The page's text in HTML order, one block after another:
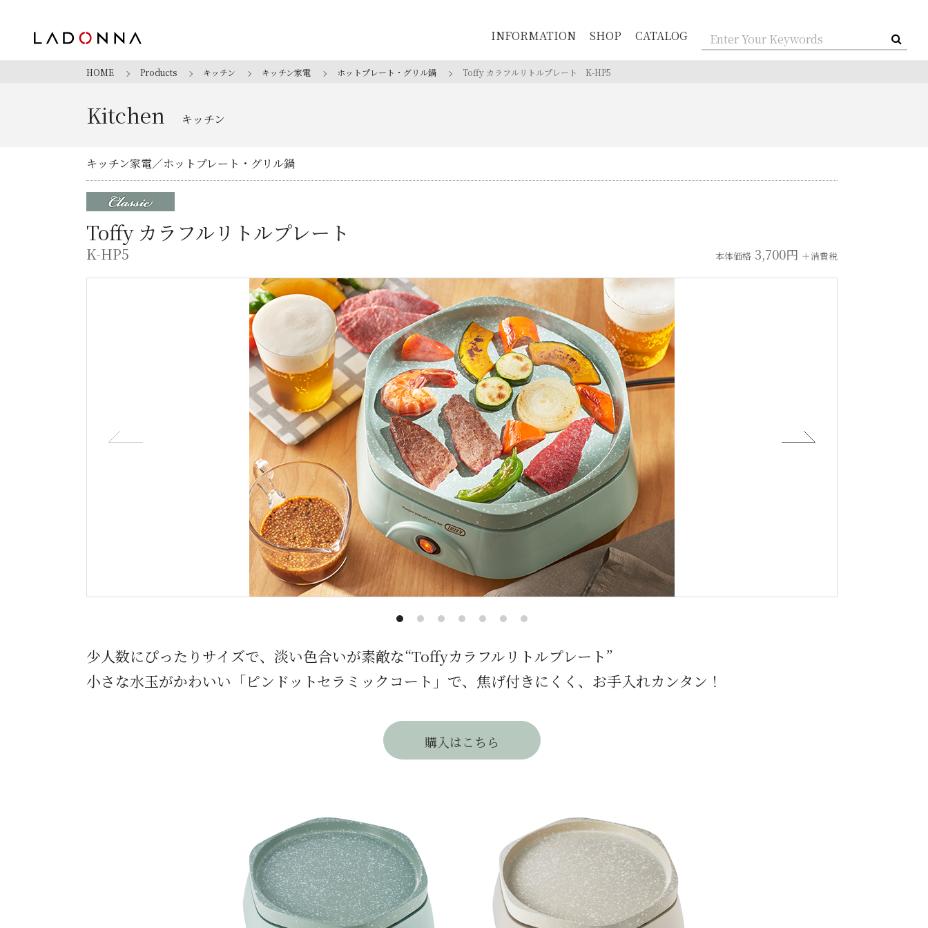
HOME Products キッチン キッチン家電 ホットプレート・グリル鍋 Toffy カラフルリトルプレート K-HP5
Kitchen キッチン
キッチン家電 ホットプレート・グリル鍋
Toffy カラフルリトルプレート
K-HP5 本体価格3,700円 ＋消費税
少人数にぴったりサイズで、淡い色合いが素敵な“Toffyカラフルリトルプレート”
小さな水玉がかわいい「ピンドットセラミックコート」で、焦げ付きにくく、お手入れカンタン！
購入はこちら
INFORMATION SHOP CATALOG